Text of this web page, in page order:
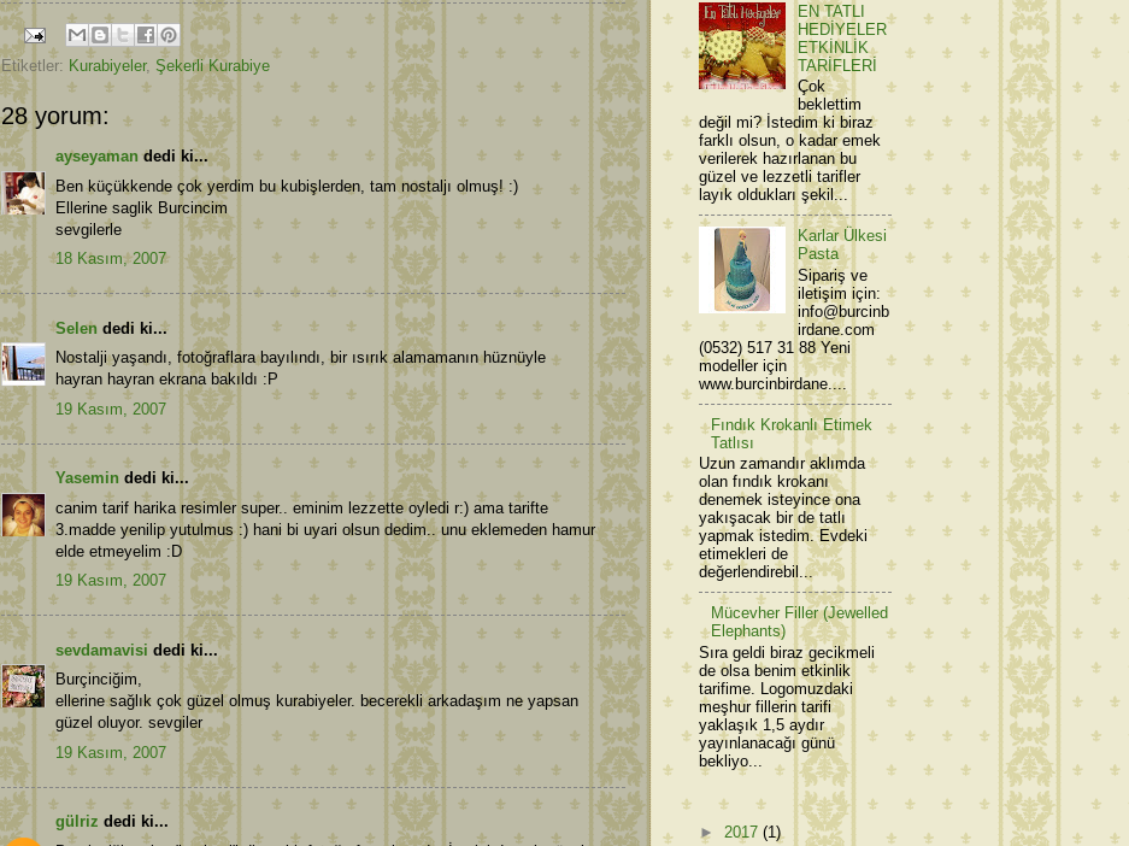
Etiketler: Kurabiyeler, Şekerli Kurabiye
28 yorum:
ayseyaman dedi ki...
Ben küçükkende çok yerdim bu kubişlerden, tam nostaljı olmuş! :)
Ellerine saglik Burcincim
sevgilerle
18 Kasım, 2007
Selen dedi ki...
Nostalji yaşandı, fotoğraflara bayılındı, bir ısırık alamamanın hüznüyle
hayran hayran ekrana bakıldı :P
19 Kasım, 2007
Yasemin dedi ki...
canim tarif harika resimler super.. eminim lezzette oyledi r:) ama tarifte
3.madde yenilip yutulmus :) hani bi uyari olsun dedim.. unu eklemeden hamur
elde etmeyelim :D
19 Kasım, 2007
sevdamavisi dedi ki...
Burçinciğim,
ellerine sağlık çok güzel olmuş kurabiyeler. becerekli arkadaşım ne yapsan
güzel oluyor. sevgiler
19 Kasım, 2007
gülriz dedi ki...
EN TATLI
HEDİYELER
ETKİNLİK
TARİFLERİ
Çok
beklettim
değil mi? İstedim ki biraz
farklı olsun, o kadar emek
verilerek hazırlanan bu
güzel ve lezzetli tarifler
layık oldukları şekil...
Karlar Ülkesi
Pasta
Sipariş ve
iletişim için:
info@burcinb
irdane.com
(0532) 517 31 88 Yeni
modeller için
www.burcinbirdane....
Fındık Krokanlı Etimek
Tatlısı
Uzun zamandır aklımda
olan fındık krokanı
denemek isteyince ona
yakışacak bir de tatlı
yapmak istedim. Evdeki
etimekleri de
değerlendirebil...
Mücevher Filler (Jewelled
Elephants)
Sıra geldi biraz gecikmeli
de olsa benim etkinlik
tarifime. Logomuzdaki
meşhur fillerin tarifi
yaklaşık 1,5 aydır
yayınlanacağı günü
bekliyo...
► 2017 (1)